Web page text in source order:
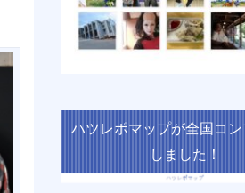
ハツレポマップが全国コン
しました！